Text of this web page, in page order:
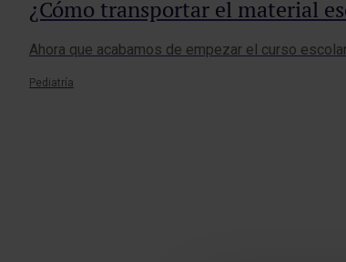
¿Cómo transportar el material
Ahora que acabamos de empezar el curso
Pediatría